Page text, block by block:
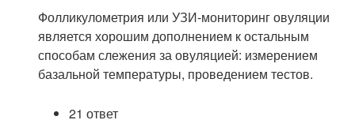
Фолликулометрия или УЗИ-мониторинг овуляции
является хорошим дополнением к остальным
способам слежения за овуляцией: измерением
базальной температуры, проведением тестов.
21 ответ